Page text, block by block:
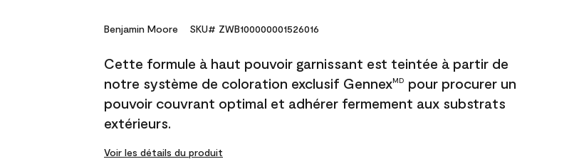
Benjamin Moore SKU# ZWB100000001526016
Cette formule à haut pouvoir garnissant est teintée à partir de
notre système de coloration exclusif GennexMD pour procurer un
pouvoir couvrant optimal et adhérer fermement aux substrats
extérieurs.
Voir les détails du produit